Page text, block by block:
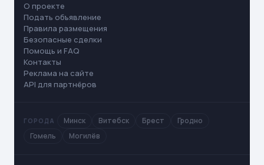
О проекте
Подать объявление
Правила размещения
Безопасные сделки
Помощь и FAQ
Контакты
Реклама на сайте
API для партнёров
ГОРОДА Минск Витебск Брест
Гродно
Гомель
Могилёв